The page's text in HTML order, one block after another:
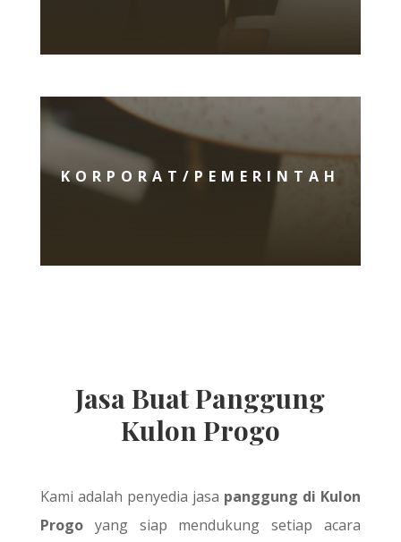
KORPORAT/PEMERINTAH
Jasa Buat Panggung
Kulon Progo
Kami adalah penyedia jasa panggung di Kulon
Progo yang siap mendukung setiap acara